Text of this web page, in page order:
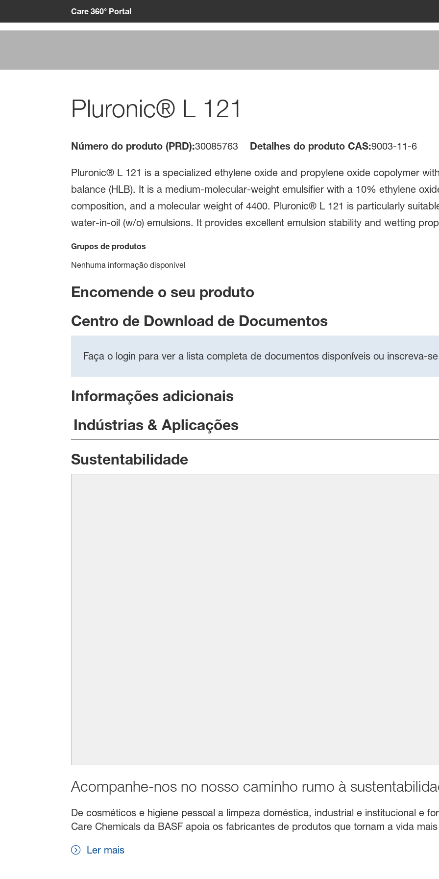
Care 360° Portal
Pluronic® L 121
Número do produto (PRD):30085763 Detalhes do produto CAS:9003-11-6
Pluronic® L 121 is a specialized ethylene oxide and propylene oxide copolymer
balance (HLB). It is a medium-molecular-weight emulsifier with a 10% ethylene
composition, and a molecular weight of 4400. Pluronic® L 121 is particularly
water-in-oil (w/o) emulsions. It provides excellent emulsion stability and wetting
Grupos de produtos
Nenhuma informação disponível
Encomende o seu produto
Centro de Download de Documentos
Faça o login para ver a lista completa de documentos disponíveis ou inscreva-se
Informações adicionais
Indústrias & Aplicações
Sustentabilidade
Acompanhe-nos no nosso caminho rumo à
De cosméticos e higiene pessoal a limpeza doméstica, industrial e institucional e
Care Chemicals da BASF apoia os fabricantes de produtos que tornam a vida
Ler mais